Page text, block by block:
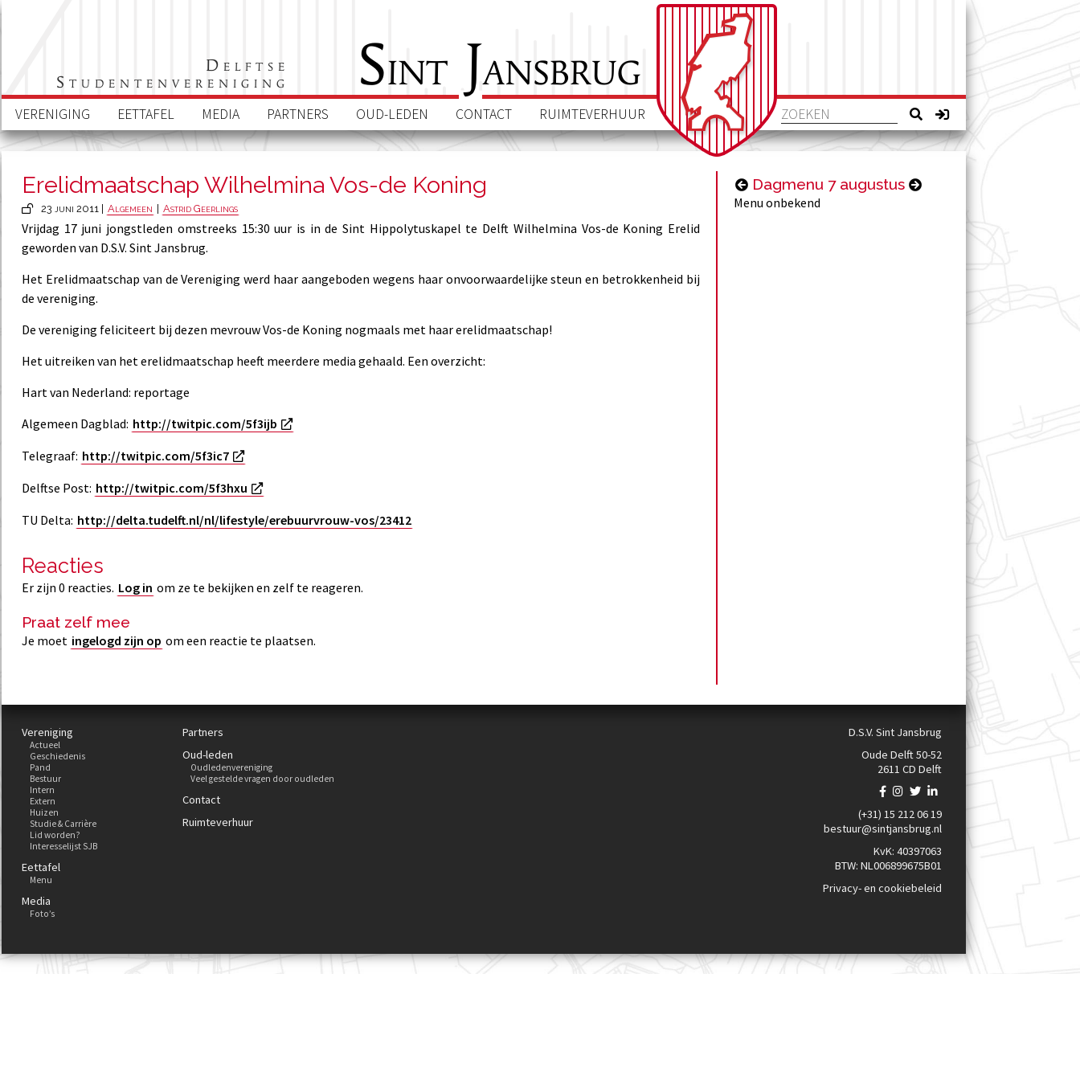
Delftse
Studentenvereniging
Sint Jansbrug
VERENIGING EETTAFEL MEDIA PARTNERS OUD-LEDEN CONTACT RUIMTEVERHUUR
Erelidmaatschap Wilhelmina Vos-de Koning
23 juni 2011 | Algemeen Astrid Geerlings
Vrijdag 17 juni jongstleden omstreeks 15:30 uur is in de Sint Hippolytuskapel te Delft Wilhelmina Vos-de Koning Erelid
geworden van D.S.V. Sint Jansbrug.
Het Erelidmaatschap van de Vereniging werd haar aangeboden wegens haar onvoorwaardelijke steun en betrokkenheid bij
de vereniging.
De vereniging feliciteert bij dezen mevrouw Vos-de Koning nogmaals met haar erelidmaatschap!
Het uitreiken van het erelidmaatschap heeft meerdere media gehaald. Een overzicht:
Hart van Nederland: reportage
Algemeen Dagblad: http://twitpic.com/5f3ijb
Telegraaf: http://twitpic.com/5f3ic7
Delftse Post: http://twitpic.com/5f3hxu
TU Delta: http://delta.tudelft.nl/nl/lifestyle/erebuurvrouw-vos/23412
Reacties
Er zijn 0 reacties. Log in om ze te bekijken en zelf te reageren.
Praat zelf mee
Je moet ingelogd zijn op om een reactie te plaatsen.
Dagmenu 7 augustus
Menu onbekend
Vereniging
Actueel
Geschiedenis
Pand
Bestuur
Intern
Extern
Huizen
Studie & Carrière
Lid worden?
Interesselijst SJB
Eettafel
Menu
Media
Foto’s
Partners
Oud-leden
Oudledenvereniging
Veel gestelde vragen door oudleden
Contact
Ruimteverhuur
D.S.V. Sint Jansbrug
Oude Delft 50-52
2611 CD Delft
(+31) 15 212 06 19
bestuur@sintjansbrug.nl
KvK: 40397063
BTW: NL006899675B01
Privacy- en cookiebeleid